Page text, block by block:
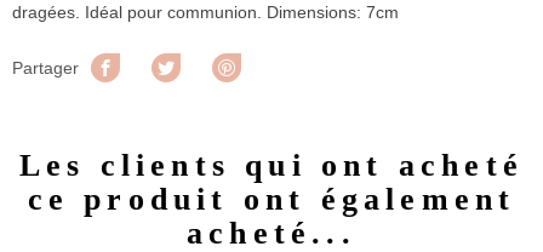
dragées. Idéal pour communion. Dimensions: 7cm
Partager Partager Tweet
Les clients qui ont acheté
ce produit ont également
acheté...